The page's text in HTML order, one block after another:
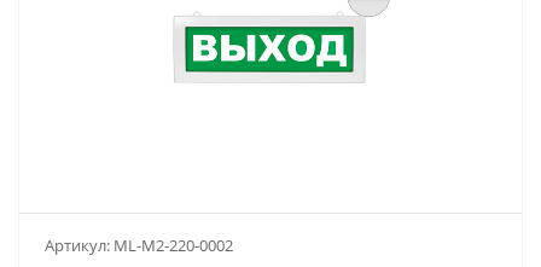
Артикул: ML-M2-220-0002